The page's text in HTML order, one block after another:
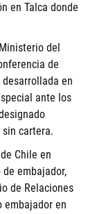
en Talca donde
del
de
en
ante los
cartera.
Chile en
de embajador,
de Relaciones
embajador en